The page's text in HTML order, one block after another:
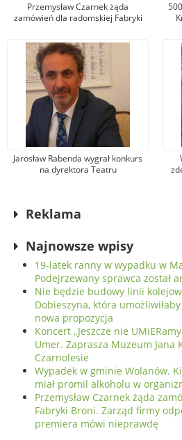
Przemysław Czarnek żąda
zamówień dla radomskiej Fabryki
kandydat na premiera mówi
nieprawdę
Jarosław Rabenda wygrał konkurs
na dyrektora Teatru
Reklama
Najnowsze wpisy
19-latek ranny w wypadku w
Podejrzewany sprawca został
Nie będzie budowy linii
Dobieszyna, która
nowa propozycja
Koncert „Jeszcze nie
Umer. Zaprasza Muzeum Jana
Czarnolesie
Wypadek w gminie Wolanów.
miał promil alkoholu w
Przemysław Czarnek żąda
Fabryki Broni. Zarząd firmy
premiera mówi nieprawdę